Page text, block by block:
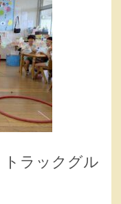
ラックグル